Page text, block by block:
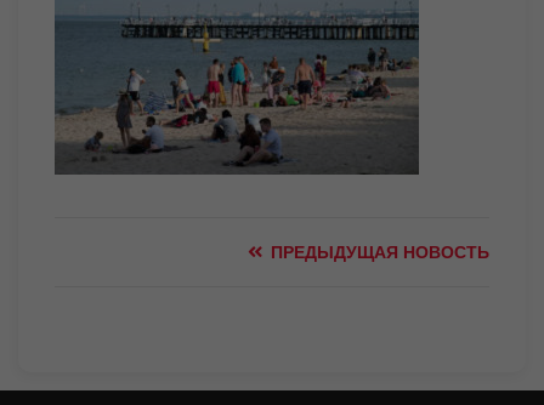
ПРЕДЫДУЩАЯ НОВОСТЬ